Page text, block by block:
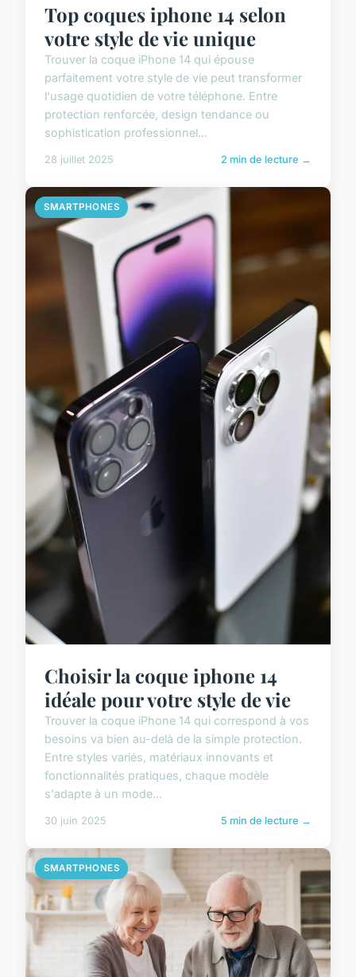
Top coques iphone 14 selon
votre style de vie unique
Trouver la coque iPhone 14 qui épouse
parfaitement votre style de vie peut transformer
l'usage quotidien de votre téléphone. Entre
protection renforcée, design tendance ou
sophistication professionnel...
28 juillet 2025 2 min de lecture →
SMARTPHONES
Choisir la coque iphone 14
idéale pour votre style de vie
Trouver la coque iPhone 14 qui correspond à vos
besoins va bien au-delà de la simple protection.
Entre styles variés, matériaux innovants et
fonctionnalités pratiques, chaque modèle
s'adapte à un mode...
30 juin 2025 5 min de lecture →
SMARTPHONES